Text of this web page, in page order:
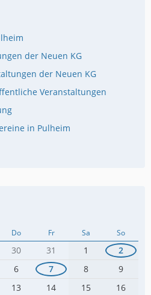
der Neuen KG
der Neuen KG
Veranstaltungen
in Pulheim
Do Fr Sa So
30 31 1
2
6 7 8
9
13 14 15
16